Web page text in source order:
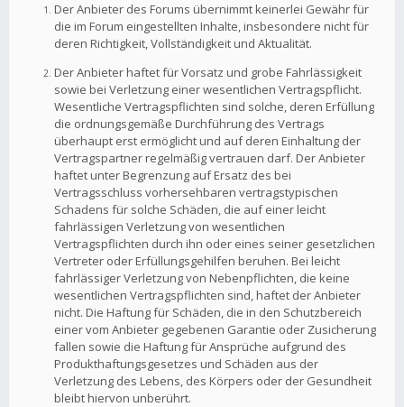
Der Anbieter des Forums übernimmt keinerlei Gewähr für
die im Forum eingestellten Inhalte, insbesondere nicht für
deren Richtigkeit, Vollständigkeit und Aktualität.
Der Anbieter haftet für Vorsatz und grobe Fahrlässigkeit
sowie bei Verletzung einer wesentlichen Vertragspflicht.
Wesentliche Vertragspflichten sind solche, deren Erfüllung
die ordnungsgemäße Durchführung des Vertrags
überhaupt erst ermöglicht und auf deren Einhaltung der
Vertragspartner regelmäßig vertrauen darf. Der Anbieter
haftet unter Begrenzung auf Ersatz des bei
Vertragsschluss vorhersehbaren vertragstypischen
Schadens für solche Schäden, die auf einer leicht
fahrlässigen Verletzung von wesentlichen
Vertragspflichten durch ihn oder eines seiner gesetzlichen
Vertreter oder Erfüllungsgehilfen beruhen. Bei leicht
fahrlässiger Verletzung von Nebenpflichten, die keine
wesentlichen Vertragspflichten sind, haftet der Anbieter
nicht. Die Haftung für Schäden, die in den Schutzbereich
einer vom Anbieter gegebenen Garantie oder Zusicherung
fallen sowie die Haftung für Ansprüche aufgrund des
Produkthaftungsgesetzes und Schäden aus der
Verletzung des Lebens, des Körpers oder der Gesundheit
bleibt hiervon unberührt.